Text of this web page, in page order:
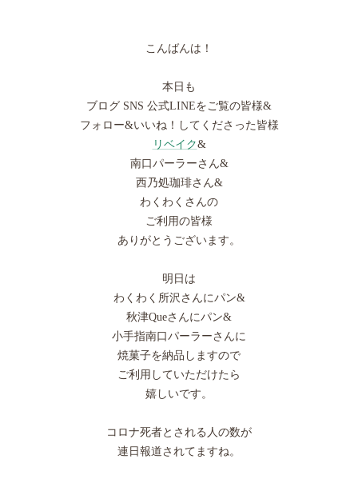
こんばんは！
本日も
ブログ SNS 公式LINEをご覧の皆様&
フォロー&いいね！してくださった皆様
リベイク&
南口パーラーさん&
西乃処珈琲さん&
わくわくさんの
ご利用の皆様
ありがとうございます。
明日は
わくわく所沢さんにパン&
秋津Queさんにパン&
小手指南口パーラーさんに
焼菓子を納品しますので
ご利用していただけたら
嬉しいです。
コロナ死者とされる人の数が
連日報道されてますね。